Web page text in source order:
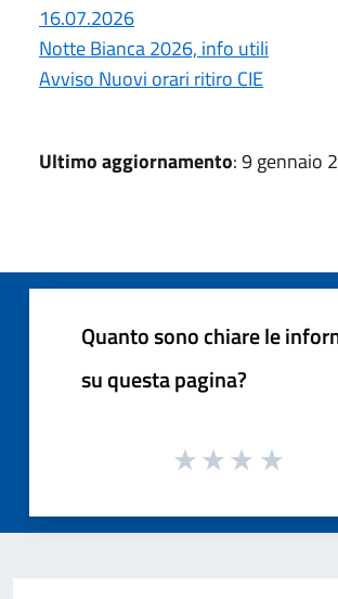
16.07.2026
Notte Bianca 2026, info utili
Avviso Nuovi orari ritiro CIE
Ultimo aggiornamento: 9 gennaio
Quanto sono chiare le
su questa pagina?